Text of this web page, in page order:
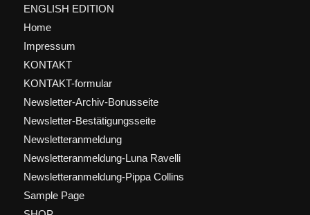
ENGLISH EDITION
Home
Impressum
KONTAKT
KONTAKT-formular
Newsletter-Archiv-Bonusseite
Newsletter-Bestätigungsseite
Newsletteranmeldung
Newsletteranmeldung-Luna Ravelli
Newsletteranmeldung-Pippa Collins
Sample Page